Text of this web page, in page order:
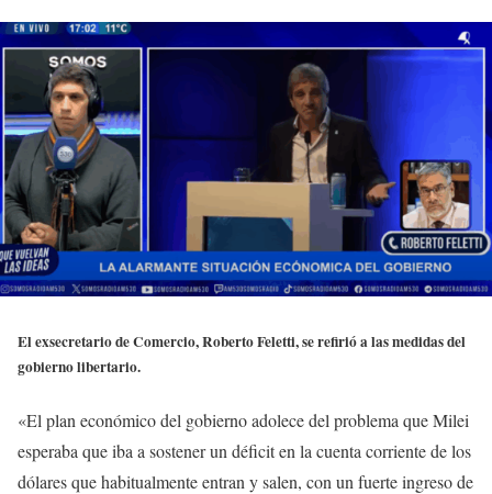
El exsecretario de Comercio, Roberto Feletti, se refirió a las medidas del
gobierno libertario.
«El plan económico del gobierno adolece del problema que Milei
esperaba que iba a sostener un déficit en la cuenta corriente de los
dólares que habitualmente entran y salen, con un fuerte ingreso de